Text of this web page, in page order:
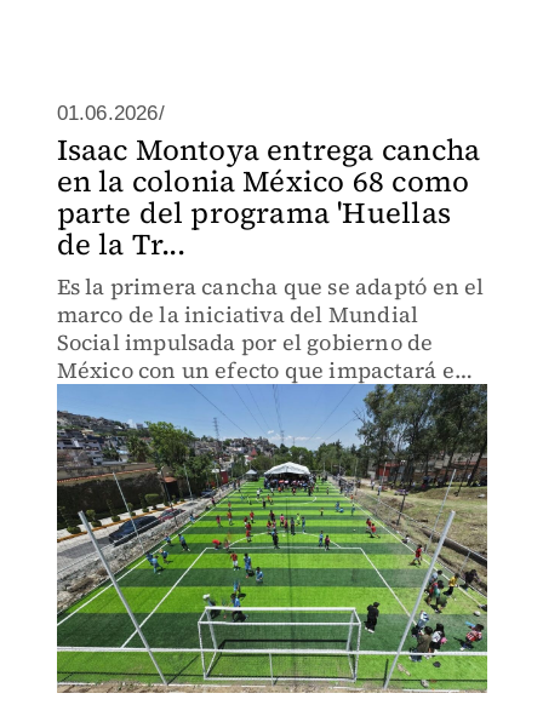
01.06.2026/
Isaac Montoya entrega cancha
en la colonia México 68 como
parte del programa 'Huellas
de la Tr...
Es la primera cancha que se adaptó en el
marco de la iniciativa del Mundial
Social impulsada por el gobierno de
México con un efecto que impactará en
las comunidades.